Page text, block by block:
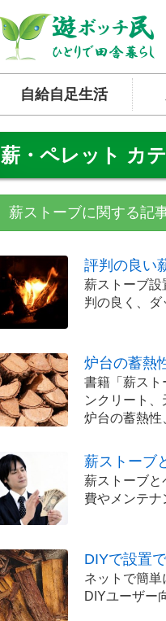
自給自足生活
薪・ペレット カ
薪ストーブに関する記
評判の良い
薪ストーブ設
判の良く、ダ
炉台の蓄熱
書籍「薪スト
ンクリート
炉台の蓄熱性
薪ストーブ
薪ストーブと
費やメンテナ
DIYで設置
ネットで簡
DIYユーザー